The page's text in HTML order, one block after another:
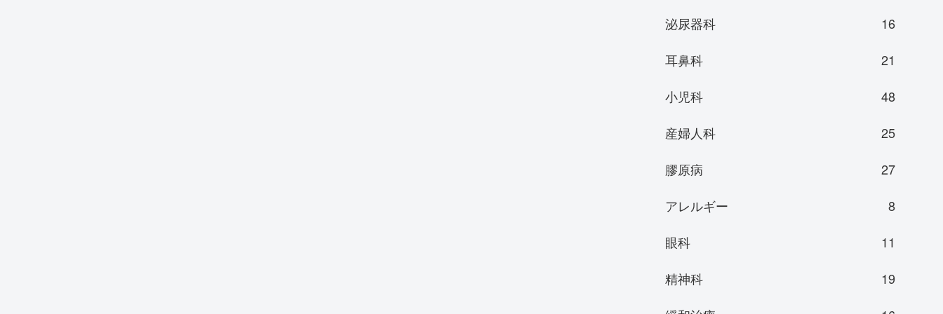
泌尿器科
16
耳鼻科
21
小児科
48
産婦人科
25
膠原病
27
アレルギー
8
眼科
11
精神科
19